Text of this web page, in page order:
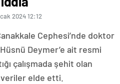
2024 12:12
Cephesi’nde doktor
Deymer’e ait resmi
çalışmada şehit olan
veriler elde etti.